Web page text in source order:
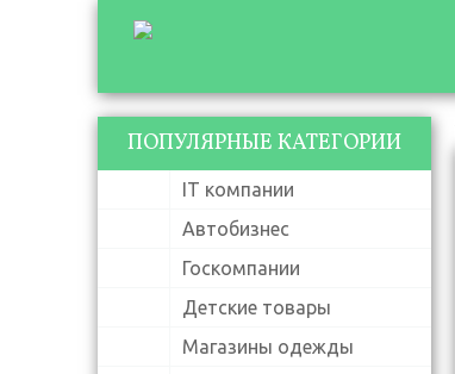
ПОПУЛЯРНЫЕ КАТЕГОРИИ
IT компании
Автобизнес
Госкомпании
Детские товары
Магазины одежды